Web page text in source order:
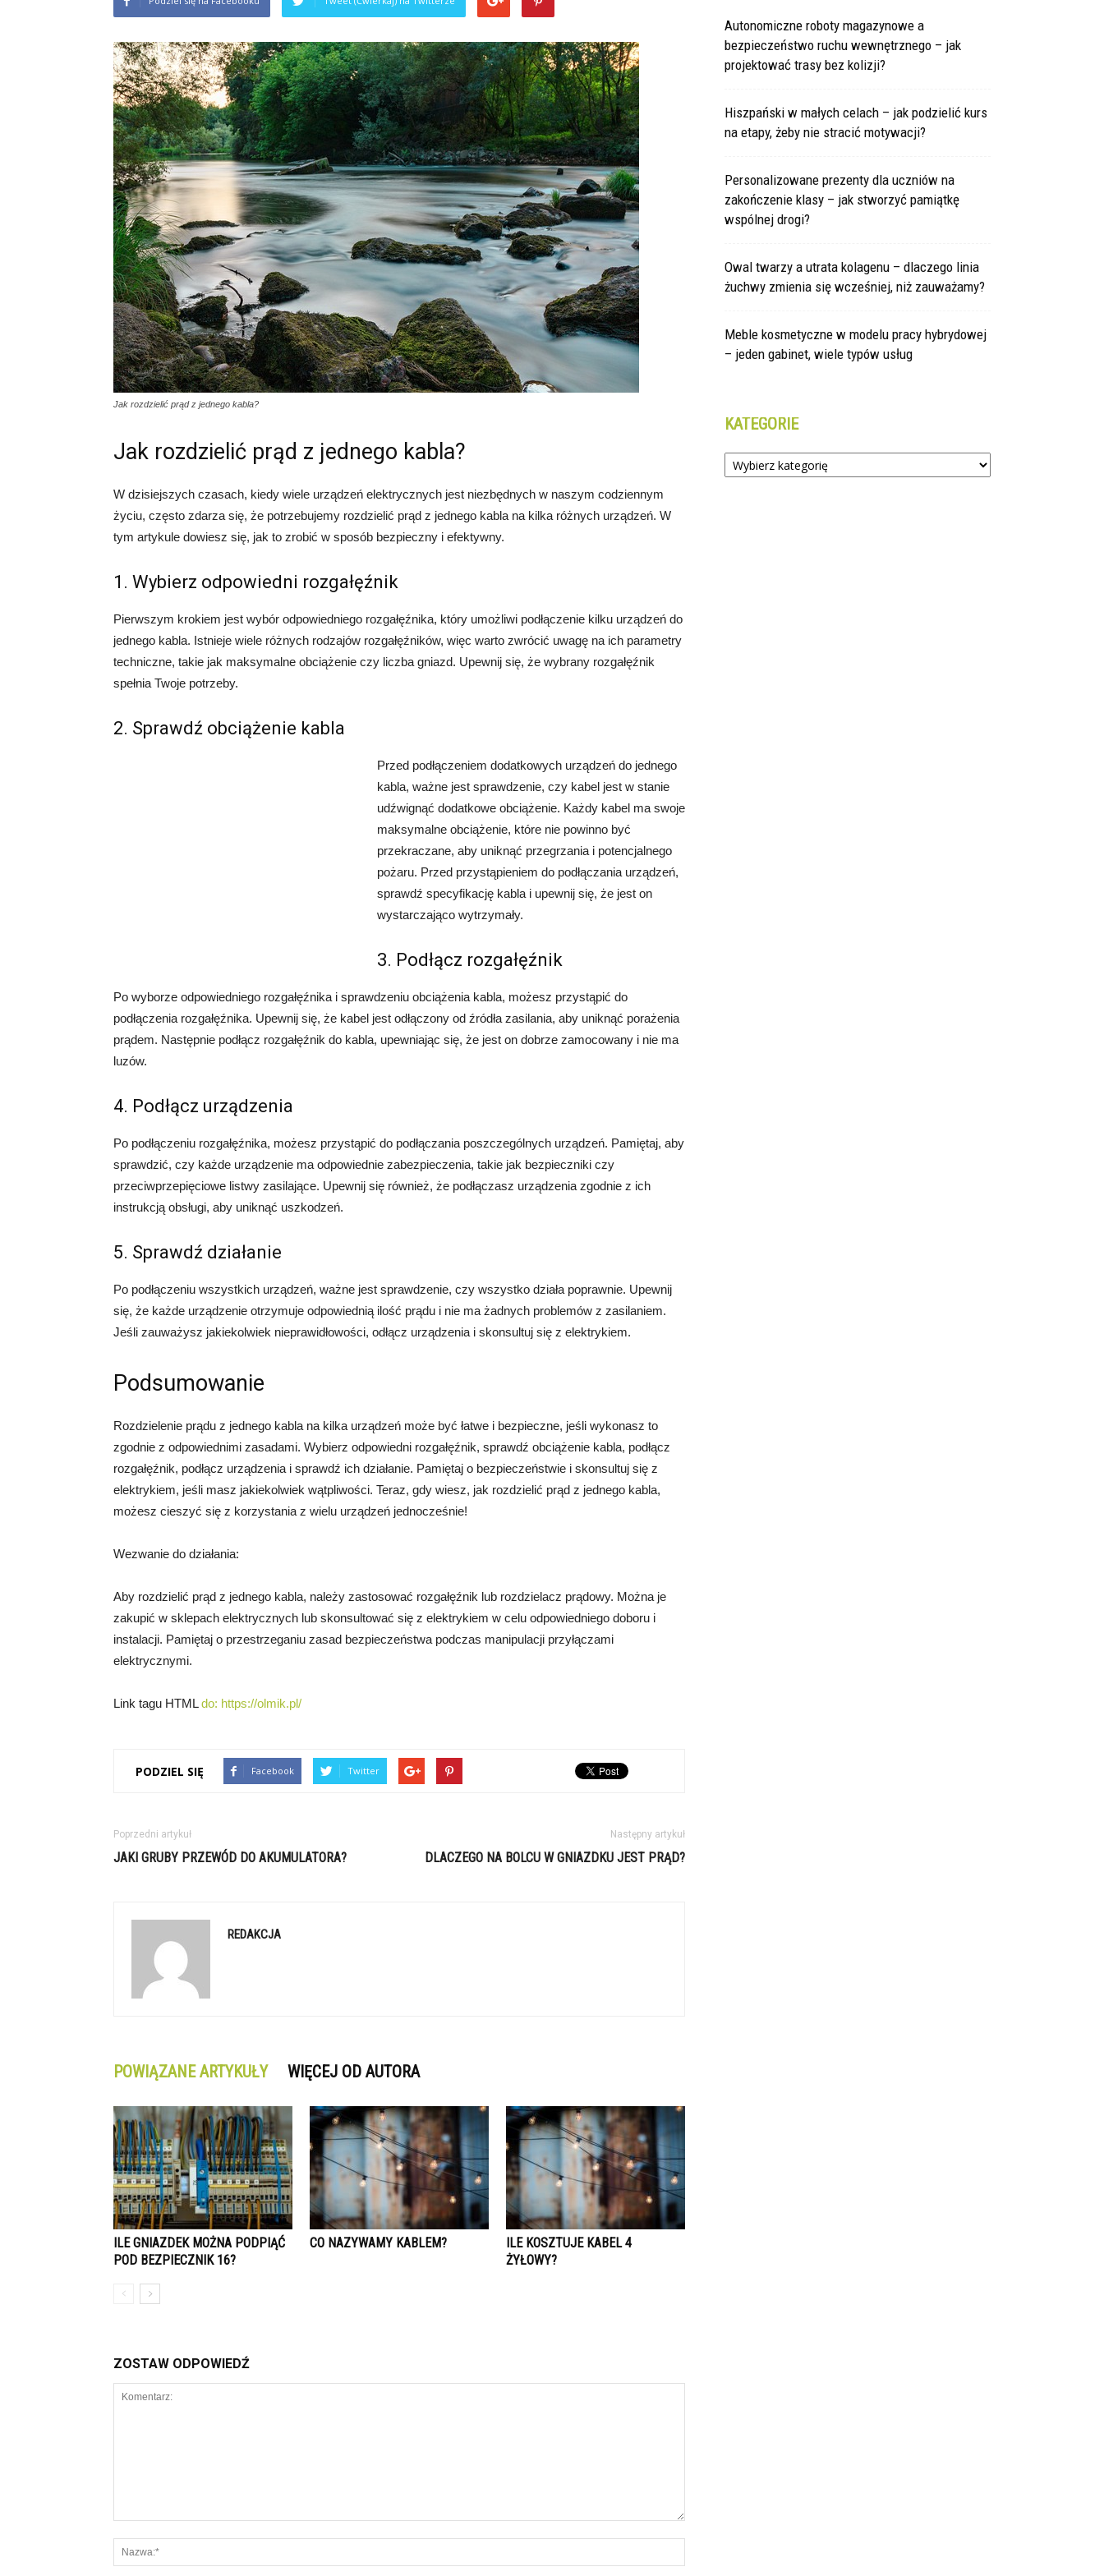
Jak rozdzielić prąd z jednego kabla?
Jak rozdzielić prąd z jednego kabla?
W dzisiejszych czasach, kiedy wiele urządzeń elektrycznych jest niezbędnych w naszym codziennym
życiu, często zdarza się, że potrzebujemy rozdzielić prąd z jednego kabla na kilka różnych urządzeń. W
tym artykule dowiesz się, jak to zrobić w sposób bezpieczny i efektywny.
1. Wybierz odpowiedni rozgałęźnik
Pierwszym krokiem jest wybór odpowiedniego rozgałęźnika, który umożliwi podłączenie kilku urządzeń do
jednego kabla. Istnieje wiele różnych rodzajów rozgałęźników, więc warto zwrócić uwagę na ich parametry
techniczne, takie jak maksymalne obciążenie czy liczba gniazd. Upewnij się, że wybrany rozgałęźnik
spełnia Twoje potrzeby.
2. Sprawdź obciążenie kabla
Przed podłączeniem dodatkowych urządzeń do jednego
kabla, ważne jest sprawdzenie, czy kabel jest w stanie
udźwignąć dodatkowe obciążenie. Każdy kabel ma swoje
maksymalne obciążenie, które nie powinno być
przekraczane, aby uniknąć przegrzania i potencjalnego
pożaru. Przed przystąpieniem do podłączania urządzeń,
sprawdź specyfikację kabla i upewnij się, że jest on
wystarczająco wytrzymały.
3. Podłącz rozgałęźnik
Po wyborze odpowiedniego rozgałęźnika i sprawdzeniu obciążenia kabla, możesz przystąpić do
podłączenia rozgałęźnika. Upewnij się, że kabel jest odłączony od źródła zasilania, aby uniknąć porażenia
prądem. Następnie podłącz rozgałęźnik do kabla, upewniając się, że jest on dobrze zamocowany i nie ma
luzów.
4. Podłącz urządzenia
Po podłączeniu rozgałęźnika, możesz przystąpić do podłączania poszczególnych urządzeń. Pamiętaj, aby
sprawdzić, czy każde urządzenie ma odpowiednie zabezpieczenia, takie jak bezpieczniki czy
przeciwprzepięciowe listwy zasilające. Upewnij się również, że podłączasz urządzenia zgodnie z ich
instrukcją obsługi, aby uniknąć uszkodzeń.
5. Sprawdź działanie
Po podłączeniu wszystkich urządzeń, ważne jest sprawdzenie, czy wszystko działa poprawnie. Upewnij
się, że każde urządzenie otrzymuje odpowiednią ilość prądu i nie ma żadnych problemów z zasilaniem.
Jeśli zauważysz jakiekolwiek nieprawidłowości, odłącz urządzenia i skonsultuj się z elektrykiem.
Podsumowanie
Rozdzielenie prądu z jednego kabla na kilka urządzeń może być łatwe i bezpieczne, jeśli wykonasz to
zgodnie z odpowiednimi zasadami. Wybierz odpowiedni rozgałęźnik, sprawdź obciążenie kabla, podłącz
rozgałęźnik, podłącz urządzenia i sprawdź ich działanie. Pamiętaj o bezpieczeństwie i skonsultuj się z
elektrykiem, jeśli masz jakiekolwiek wątpliwości. Teraz, gdy wiesz, jak rozdzielić prąd z jednego kabla,
możesz cieszyć się z korzystania z wielu urządzeń jednocześnie!
Wezwanie do działania:
Aby rozdzielić prąd z jednego kabla, należy zastosować rozgałęźnik lub rozdzielacz prądowy. Można je
zakupić w sklepach elektrycznych lub skonsultować się z elektrykiem w celu odpowiedniego doboru i
instalacji. Pamiętaj o przestrzeganiu zasad bezpieczeństwa podczas manipulacji przyłączami
elektrycznymi.
Link tagu HTMLdo: https://olmik.pl/
PODZIEL SIĘ Facebook Twitter
Poprzedni artykuł
JAKI GRUBY PRZEWÓD DO AKUMULATORA?
Następny artykuł
DLACZEGO NA BOLCU W GNIAZDKU JEST PRĄD?
REDAKCJA
POWIĄZANE ARTYKUŁY WIĘCEJ OD AUTORA
ILE GNIAZDEK MOŻNA PODPIĄĆ
POD BEZPIECZNIK 16?
CO NAZYWAMY KABLEM?
ILE KOSZTUJE KABEL 4
ŻYŁOWY?
ZOSTAW ODPOWIEDŹ
Autonomiczne roboty magazynowe a
bezpieczeństwo ruchu wewnętrznego – jak
projektować trasy bez kolizji?
Hiszpański w małych celach – jak podzielić kurs
na etapy, żeby nie stracić motywacji?
Personalizowane prezenty dla uczniów na
zakończenie klasy – jak stworzyć pamiątkę
wspólnej drogi?
Owal twarzy a utrata kolagenu – dlaczego linia
żuchwy zmienia się wcześniej, niż zauważamy?
Meble kosmetyczne w modelu pracy hybrydowej
– jeden gabinet, wiele typów usług
KATEGORIE
Kategorie